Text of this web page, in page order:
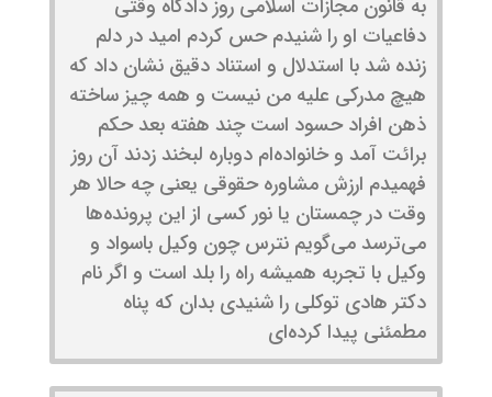
دفاعیات او را شنیدم حس کردم امید در دلم
زنده شد با استدلال و استناد دقیق نشان داد که
هیچ مدرکی علیه من نیست و همه چیز ساخته
ذهن افراد حسود است چند هفته بعد حکم
برائت آمد و خانواده‌ام دوباره لبخند زدند آن روز
فهمیدم ارزش مشاوره حقوقی یعنی چه حالا هر
وقت در چمستان یا نور کسی از این پرونده‌ها
می‌ترسد می‌گویم نترس چون وکیل باسواد و
وکیل با تجربه همیشه راه را بلد است و اگر نام
دکتر هادی توکلی را شنیدی بدان که پناه
مطمئنی پیدا کرده‌ای